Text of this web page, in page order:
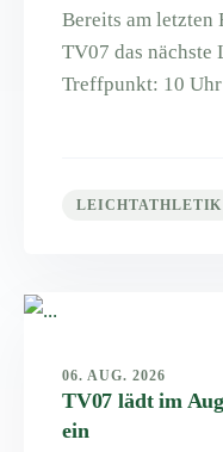
Bereits am letzten
TV07 das
Treffpunkt: 10
LEICHTATHLETIK
06. AUG. 2026
TV07 lädt im
ein